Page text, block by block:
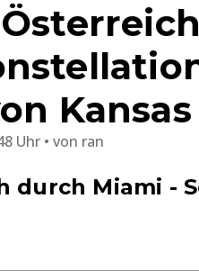
Uhr von ran
durch Miami -